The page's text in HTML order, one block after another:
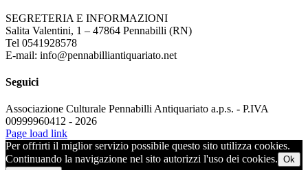
SEGRETERIA E INFORMAZIONI
Salita Valentini, 1 – 47864 Pennabilli (RN)
Tel 0541928578
E-mail: info@pennabilliantiquariato.net
Seguici
Associazione Culturale Pennabilli Antiquariato a.p.s. - P.IVA
00999960412 - 2026
Page load link
Per offrirti il miglior servizio possibile questo sito utilizza cookies.
Continuando la navigazione nel sito autorizzi l'uso dei cookies. Ok